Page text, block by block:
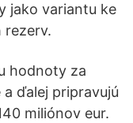
jako variantu ke
rezerv.
hodnoty za
a ďalej pripravujú
miliónov eur.